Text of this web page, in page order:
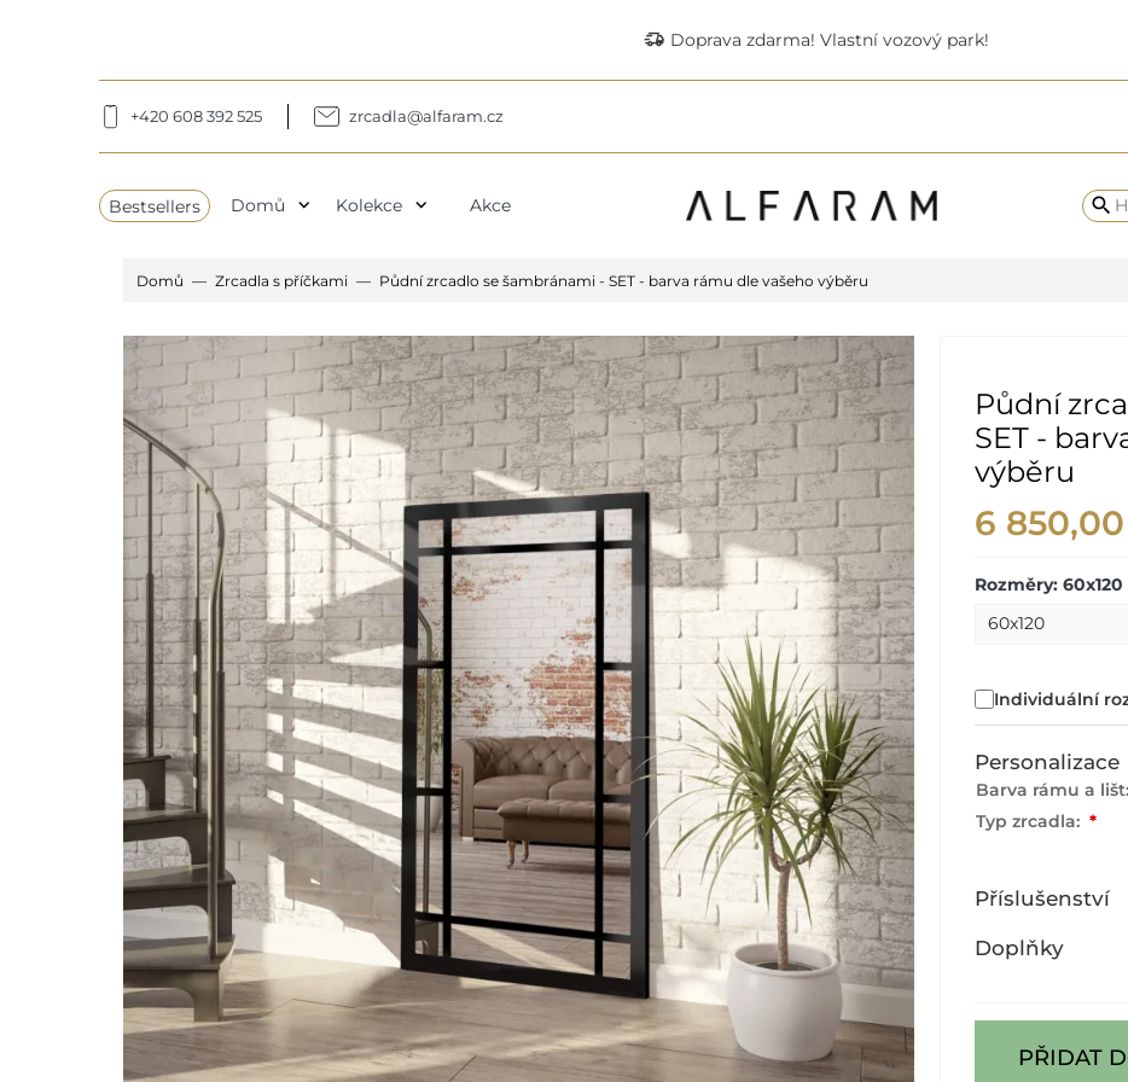
delivery_truck_speed Doprava zdarma! Vlastní vozový park!
+420 608 392 525 zrcadla@alfaram.cz
Bestsellers Domů expand_more Kolekce expand_more Akce search
Domů Zrcadla s příčkami Půdní zrcadlo se šambránami - SET - barva rámu dle vašeho výběru
Půdní
SET -
výběru
6
Rozměry: 60x120
Individuální
Personalizace
Barva rámu a lišt:
Typ zrcadla: *
Příslušenství
Doplňky
PŘIDAT